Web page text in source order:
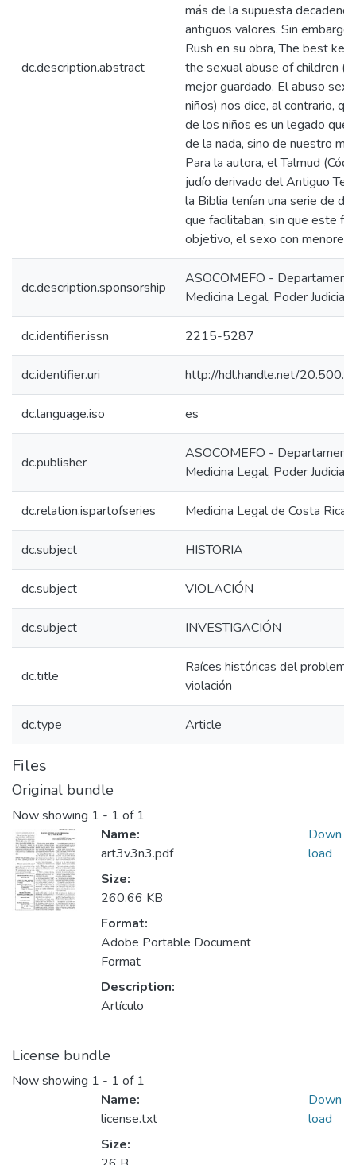
dc.description.abstract
más de la supuesta
antiguos valores. Sin
Rush en su obra, The best
the sexual abuse of children
mejor guardado. El abuso
niños) nos dice, al contrario,
de los niños es un legado que
de la nada, sino de nuestro
Para la autora, el Talmud
judío derivado del Antiguo
la Biblia tenían una serie de
que facilitaban, sin que este
objetivo, el sexo con menores
dc.description.sponsorship
ASOCOMEFO -
Medicina Legal, Poder Judicial,
dc.identifier.issn 2215-5287
dc.identifier.uri http://hdl.handle.net/
dc.language.iso es
dc.publisher
ASOCOMEFO -
Medicina Legal, Poder Judicial,
dc.relation.ispartofseries Medicina Legal de Costa
dc.subject HISTORIA
dc.subject VIOLACIÓN
dc.subject INVESTIGACIÓN
dc.title
Raíces históricas del
violación
dc.type Article
Files
Original bundle
Now showing 1 - 1 of 1
Name:
art3v3n3.pdf
Size:
260.66 KB
Format:
Adobe Portable Document
Format
Description:
Artículo
Down
load
License bundle
Now showing 1 - 1 of 1
Name:
license.txt
Size:
Down
load